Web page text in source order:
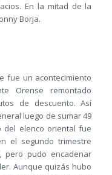
En la mitad de la
Borja.
fue un acontecimiento
Orense remontado
de descuento. Así
luego de sumar 49
del elenco oriental fue
el segundo trimestre
pero pudo encadenar
Aunque quizás hubo